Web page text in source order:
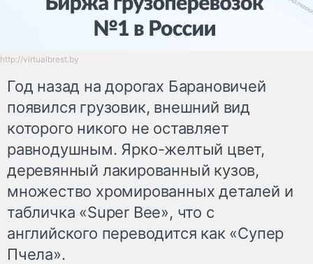
http://virtualbrest.by
Год назад на дорогах Барановичей
появился грузовик, внешний вид
которого никого не оставляет
равнодушным. Ярко-желтый цвет,
деревянный лакированный кузов,
множество хромированных деталей и
табличка «Super Bee», что с
английского переводится как «Супер
Пчела».